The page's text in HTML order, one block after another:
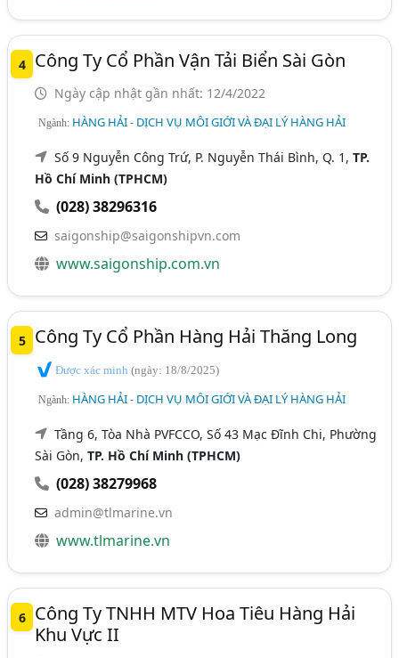
4 Công Ty Cổ Phần Vận Tải Biển Sài Gòn
Ngày cập nhật gần nhất: 12/4/2022
Ngành: HÀNG HẢI - DỊCH VỤ MÔI GIỚI VÀ ĐẠI LÝ HÀNG HẢI
Số 9 Nguyễn Công Trứ, P. Nguyễn Thái Bình, Q. 1,TP.
Hồ Chí Minh (TPHCM)
(028) 38296316
saigonship@saigonshipvn.com
www.saigonship.com.vn
5 Công Ty Cổ Phần Hàng Hải Thăng Long
Được xác minh(ngày: 18/8/2025)
Ngành: HÀNG HẢI - DỊCH VỤ MÔI GIỚI VÀ ĐẠI LÝ HÀNG HẢI
Tầng 6, Tòa Nhà PVFCCO, Số 43 Mạc Đĩnh Chi, Phường
Sài Gòn,TP. Hồ Chí Minh (TPHCM)
(028) 38279968
admin@tlmarine.vn
www.tlmarine.vn
6
Công Ty TNHH MTV Hoa Tiêu Hàng Hải
Khu Vực II